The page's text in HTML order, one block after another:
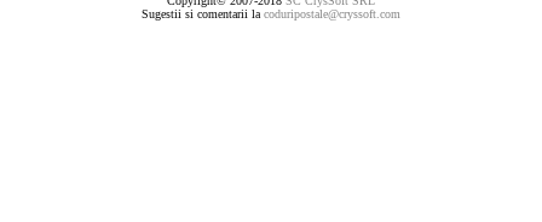
Sugestii si comentarii la coduripostale@cryssoft.com